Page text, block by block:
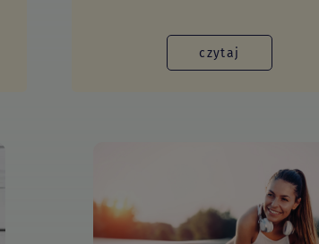
czytaj